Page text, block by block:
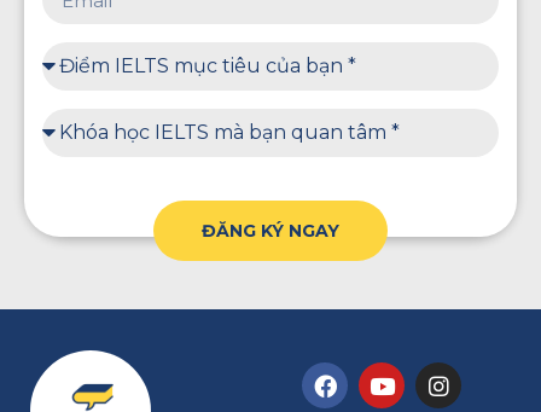
ĐĂNG KÝ NGAY